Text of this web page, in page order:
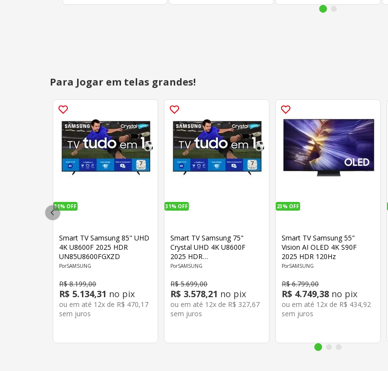
Para Jogar em telas grandes!
31% OFF
Smart TV Samsung 85" UHD
4K U8600F 2025 HDR
UN85U8600FGXZD
SAMSUNG
R$ 8.199,00
R$ 5.134,31 no pix
ou em até 12x de R$ 470,17
sem juros
31% OFF
Smart TV Samsung 75"
Crystal UHD 4K U8600F
2025 HDR
UN75U8600FGXZD
SAMSUNG
R$ 5.699,00
R$ 3.578,21 no pix
ou em até 12x de R$ 327,67
sem juros
23% OFF
Smart TV Samsung 55"
Vision AI OLED 4K S90F
2025 HDR 120Hz
SAMSUNG
R$ 6.799,00
R$ 4.749,38 no pix
ou em até 12x de R$ 434,92
sem juros